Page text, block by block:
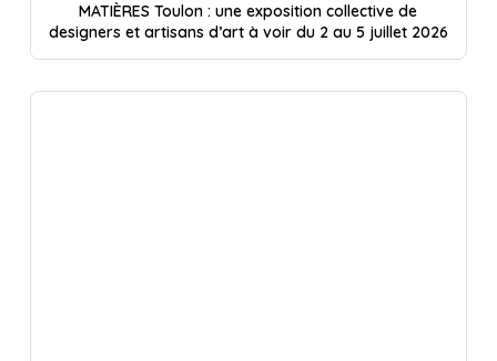
MATIÈRES Toulon : une exposition collective de
designers et artisans d’art à voir du 2 au 5 juillet 2026